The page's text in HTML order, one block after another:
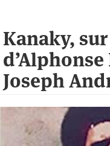
Kanaky,
Joseph